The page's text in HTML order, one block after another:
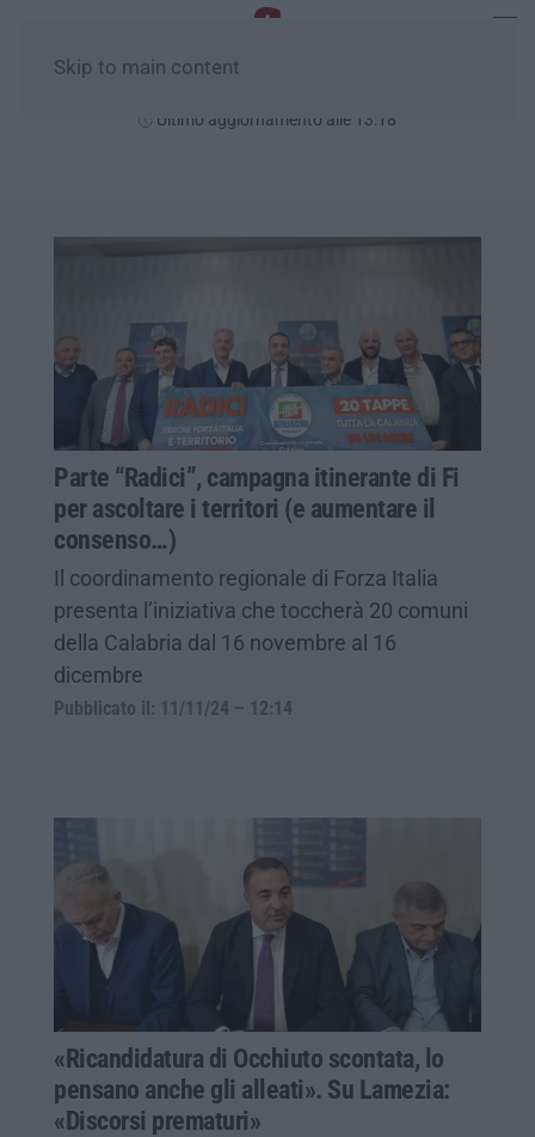
Skip to main content
Ultimo aggiornamento alle 13:18
Parte “Radici”, campagna itinerante di Fi
per ascoltare i territori (e aumentare il
consenso…)
Il coordinamento regionale di Forza Italia
presenta l’iniziativa che toccherà 20 comuni
della Calabria dal 16 novembre al 16
dicembre
Pubblicato il: 11/11/24 – 12:14
«Ricandidatura di Occhiuto scontata, lo
pensano anche gli alleati». Su Lamezia:
«Discorsi prematuri»